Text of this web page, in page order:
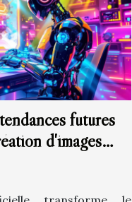
futures
d'images